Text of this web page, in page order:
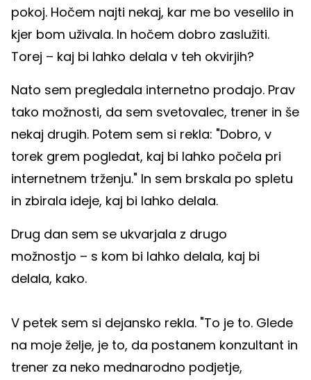
pokoj. Hočem najti nekaj, kar me bo veselilo in
kjer bom uživala. In hočem dobro zaslužiti.
Torej – kaj bi lahko delala v teh okvirjih?
Nato sem pregledala internetno prodajo. Prav
tako možnosti, da sem svetovalec, trener in še
nekaj drugih. Potem sem si rekla: "Dobro, v
torek grem pogledat, kaj bi lahko počela pri
internetnem trženju." In sem brskala po spletu
in zbirala ideje, kaj bi lahko delala.
Drug dan sem se ukvarjala z drugo
možnostjo – s kom bi lahko delala, kaj bi
delala, kako.
V petek sem si dejansko rekla. "To je to. Glede
na moje želje, je to, da postanem konzultant in
trener za neko mednarodno podjetje,